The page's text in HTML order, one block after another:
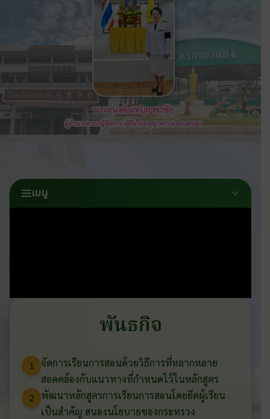
เมนู
พันธกิจ
1 จัดการเรียนการสอนด้วยวิธีการที่หลากหลาย
สอดคล้องกับแนวทางที่กำหนดไว้ในหลักสูตร
2
พัฒนาหลักสูตรการเรียนการสอนโดยยึดผู้เรียน
เป็นสำคัญ สนองนโยบายของกระทรวง